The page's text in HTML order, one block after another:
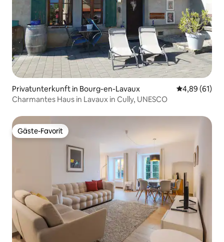
Privatunterkunft in Bourg-en-Lavaux
4,89 (61)
Charmantes Haus in Lavaux in Cully, UNESCO
Gäste-Favorit
Gäste-Favorit